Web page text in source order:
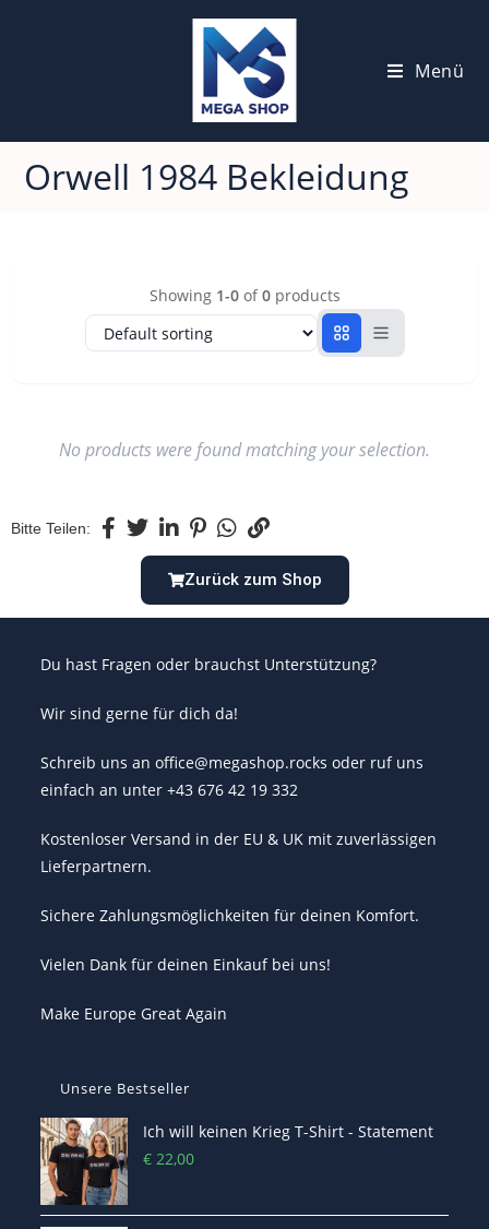
Menü
Orwell 1984 Bekleidung
Showing 1-0of0products
No products were found matching your selection.
Bitte Teilen:
Zurück zum Shop
Du hast Fragen oder brauchst Unterstützung?
Wir sind gerne für dich da!
Schreib uns an office@megashop.rocks oder ruf uns
einfach an unter +43 676 42 19 332
Kostenloser Versand in der EU & UK mit zuverlässigen
Lieferpartnern.
Sichere Zahlungsmöglichkeiten für deinen Komfort.
Vielen Dank für deinen Einkauf bei uns!
Make Europe Great Again
Unsere Bestseller
Ich will keinen Krieg T-Shirt - Statement
€ 22,00